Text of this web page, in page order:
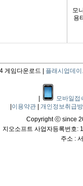
게임다운로드 | 플래시업데이
모바일접
이용약관
개인정보취급
Copyright ⓒ since
지오소프트 사업자등록번호:
주소 :